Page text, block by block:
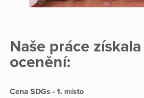
Naše práce
ocenění:
Cena SDGs - 1. místo